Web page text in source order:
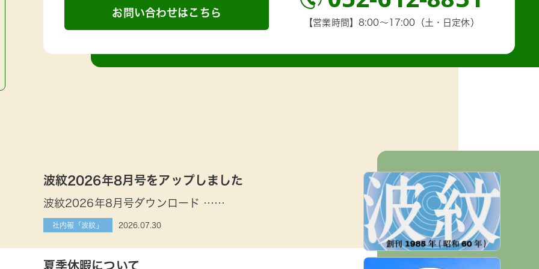
お問い合わせはこちら
【営業時間】8:00～17:00（土・日定休）
波紋2026年8月号をアップしました
波紋2026年8月号ダウンロード ……
社内報「波紋」 2026.07.30
夏季休暇について